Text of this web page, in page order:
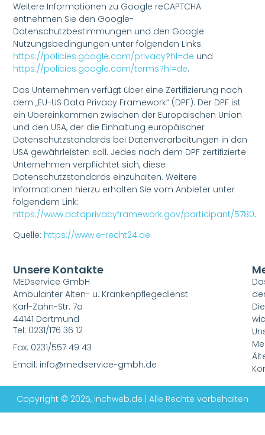
Weitere Informationen zu Google reCAPTCHA
entnehmen Sie den Google-
Datenschutzbestimmungen und den Google
Nutzungsbedingungen unter folgenden Links:
https://policies.google.com/privacy?hl=de und
https://policies.google.com/terms?hl=de.
Das Unternehmen verfügt über eine Zertifizierung nach
dem „EU-US Data Privacy Framework“ (DPF). Der DPF ist
ein Übereinkommen zwischen der Europäischen Union
und den USA, der die Einhaltung europäischer
Datenschutzstandards bei Datenverarbeitungen in den
USA gewährleisten soll. Jedes nach dem DPF zertifizierte
Unternehmen verpflichtet sich, diese
Datenschutzstandards einzuhalten. Weitere
Informationen hierzu erhalten Sie vom Anbieter unter
folgendem Link:
https://www.dataprivacyframework.gov/participant/5780.
Quelle: https://www.e-recht24.de
Unsere Kontakte
MEDservice GmbH
Ambulanter Alten- u. Krankenpflegedienst
Karl-Zahn-Str. 7a
44141 Dortmund
Tel: 0231/176 36 12
Fax: 0231/557 49 43
Email: info@medservice-gmbh.de
Copyright © 2025, inchweb.de | Alle Rechte vorbehalten